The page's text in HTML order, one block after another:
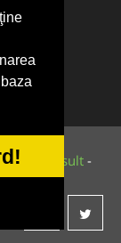
Consult-